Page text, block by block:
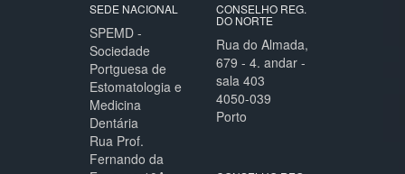
SEDE NACIONAL
SPEMD -
Sociedade
Portguesa de
Estomatologia e
Medicina
Dentária
Rua Prof.
Fernando da
CONSELHO REG.
DO NORTE
Rua do Almada,
679 - 4. andar -
sala 403
4050-039
Porto